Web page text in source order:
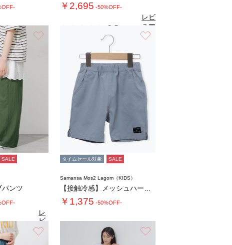
￥2,695 -50%OFF-
3.5
レビ
ュー
を見
る
SALE
パンツ
4.2（10）
レ
ビ
ュ
ー
タイムセール対象 SALE
Samansa Mos2 Lagom（KIDS）
￥1,375 -50%OFF-